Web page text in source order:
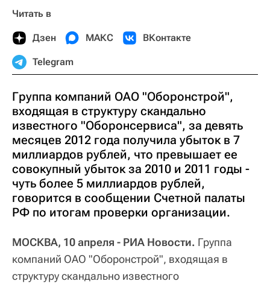
Читать в
Дзен МАКС ВКонтакте
Telegram
Группа компаний ОАО "Оборонстрой",
входящая в структуру скандально
известного "Оборонсервиса", за девять
месяцев 2012 года получила убыток в 7
миллиардов рублей, что превышает ее
совокупный убыток за 2010 и 2011 годы -
чуть более 5 миллиардов рублей,
говорится в сообщении Счетной палаты
РФ по итогам проверки организации.
МОСКВА, 10 апреля - РИА Новости. Группа
компаний ОАО "Оборонстрой", входящая в
структуру скандально известного